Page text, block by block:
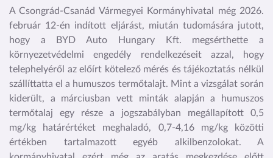
A Csongrád-Csanád Vármegyei Kormányhivatal még 2026.
február 12-én indított eljárást, miután tudomására jutott,
hogy a BYD Auto Hungary Kft. megsérthette a
környezetvédelmi engedély rendelkezéseit azzal, hogy
telephelyéről az előírt kötelező mérés és tájékoztatás nélkül
szállíttatta el a humuszos termőtalajt. Mint a vizsgálat során
kiderült, a márciusban vett minták alapján a humuszos
termőtalaj egy része a jogszabályban megállapított 0,5
mg/kg határértéket meghaladó, 0,7-4,16 mg/kg közötti
értékben tartalmazott egyéb alkilbenzolokat. A